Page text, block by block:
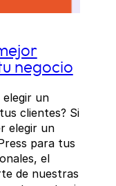
negocio
elegir un
clientes? Si
elegir un
para tus
el
de nuestras